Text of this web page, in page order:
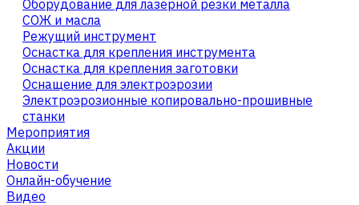
Оборудование для лазерной резки металла
СОЖ и масла
Режущий инструмент
Оснастка для крепления инструмента
Оснастка для крепления заготовки
Оснащение для электроэрозии
Электроэрозионные копировально-прошивные
станки
Мероприятия
Акции
Новости
Онлайн-обучение
Видео